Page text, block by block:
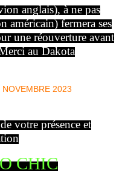
anglais), à ne pas
américain) fermera ses
une réouverture avant
au Dakota
votre présence et
CHIC